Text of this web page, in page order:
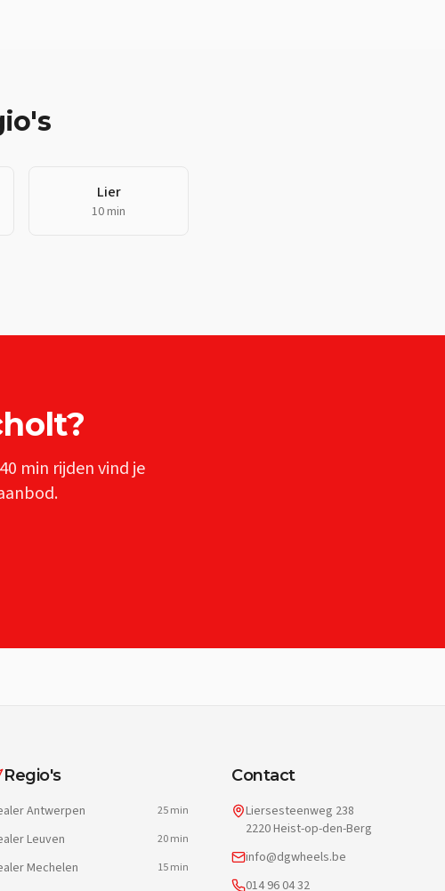
Lier
10 min
?
40 min rijden vind je
Regio's
Antwerpen 25 min
Leuven 20 min
Mechelen 15 min
Contact
Liersesteenweg 238
2220 Heist-op-den-Berg
info@dgwheels.be
014 96 04 32